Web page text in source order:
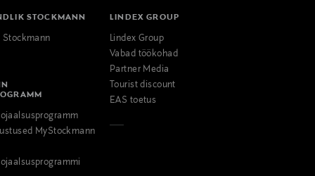
STOCKMANN
MyStockmann
LINDEX GROUP
Lindex Group
Vabad töökohad
Partner Media
Tourist discount
EAS toetus